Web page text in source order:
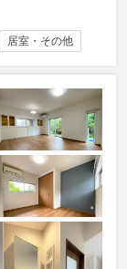
居室・その他